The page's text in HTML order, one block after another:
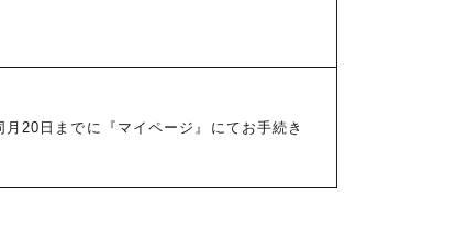
20日までに『マイページ』にてお手続き